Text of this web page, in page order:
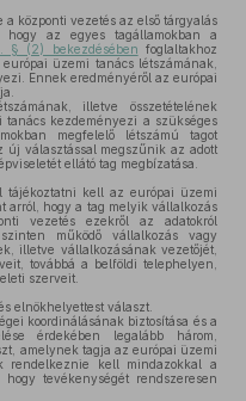
központi vezetés az első tárgyalás
hogy az egyes tagállamokban a
§ (2) bekezdésében foglaltakhoz
üzemi tanács létszámának,
Ennek eredményéről az európai
illetve összetételének
tanács kezdeményezi a szükséges
megfelelő létszámú tagot
új választással megszűnik az adott
ellátó tag megbízatása.
tájékoztatni kell az európai üzemi
arról, hogy a tag melyik vállalkozás
vezetés ezekről az adatokról
működő vállalkozás vagy
illetve vállalkozásának vezetőjét,
továbbá a belföldi telephelyen,
szerveit.
elnökhelyettest választ.
koordinálásának biztosítása és a
érdekében legalább három,
amelynek tagja az európai üzemi
rendelkeznie kell mindazokkal a
tevékenységét rendszeresen